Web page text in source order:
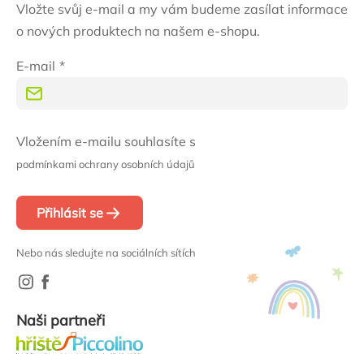
Vložte svůj e-mail a my vám budeme zasílat informace
o nových produktech na našem e-shopu.
E-mail
Vložením e-mailu souhlasíte s
podmínkami ochrany osobních údajů
Přihlásit se
Nebo nás sledujte na sociálních sítích
Naši partneři